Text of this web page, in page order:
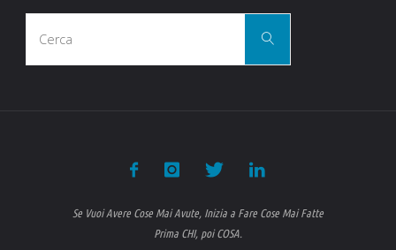
Cerca
Se Vuoi Avere Cose Mai Avute, Inizia a Fare Cose Mai Fatte
Prima CHI, poi COSA.